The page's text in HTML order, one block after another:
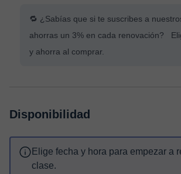
🔁 ¿Sabías que si te suscribes a
ahorras un 3% en cada renovación?
y ahorra al comprar.
Disponibilidad
Elige fecha y hora para empezar a
clase.